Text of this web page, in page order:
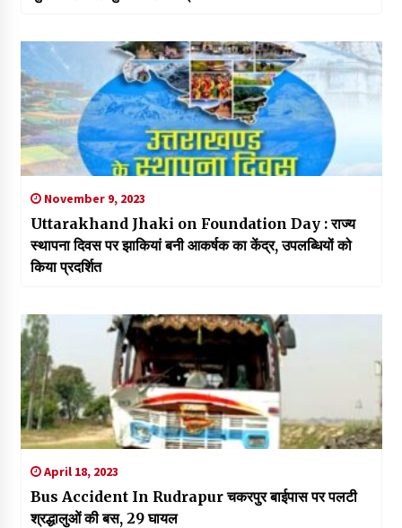
November 9, 2023
Uttarakhand Jhaki on Foundation Day : राज्य
स्थापना दिवस पर झाकियां बनी आकर्षक का केंद्र, उपलब्धियों को
किया प्रदर्शित
April 18, 2023
Bus Accident In Rudrapur चकरपुर बाईपास पर पलटी
श्रद्धालुओं की बस, 29 घायल